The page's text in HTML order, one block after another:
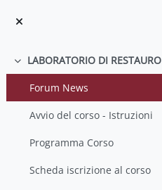
Minimizza
LABORATORIO DI RESTAURO
Forum News
Avvio del corso - Istruzioni
Programma Corso
Scheda iscrizione al corso